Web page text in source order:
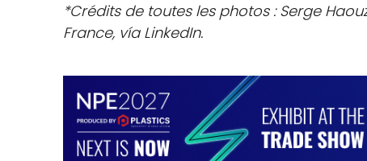
*Crédits de toutes les photos : Serge
France, vía LinkedIn.